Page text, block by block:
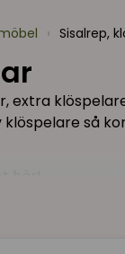
› Sisalrep,
så
här!